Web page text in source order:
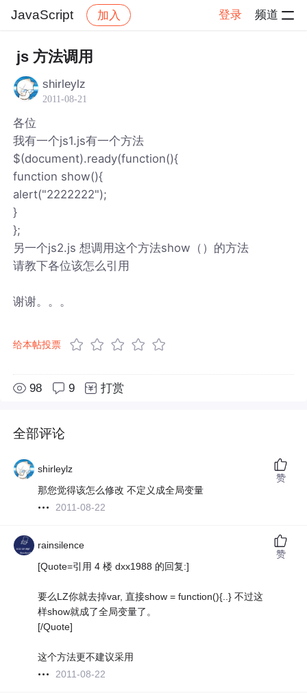
JavaScript 加入 登录 频道
社区 JavaScript
js 方法调用
shirleylz
2011-08-21
各位
我有一个js1.js有一个方法
$(document).ready(function(){
function show(){
alert("2222222");
}
};
另一个js2.js 想调用这个方法show（）的方法
请教下各位该怎么引用
谢谢。。。
给本帖投票
98 9 打赏
全部评论
shirleylz
那您觉得该怎么修改 不定义成全局变量
2011-08-22
赞
rainsilence
[Quote=引用 4 楼 dxx1988 的回复:]
要么LZ你就去掉var, 直接show = function(){..} 不过这
样show就成了全局变量了。
[/Quote]
这个方法更不建议采用
2011-08-22
赞